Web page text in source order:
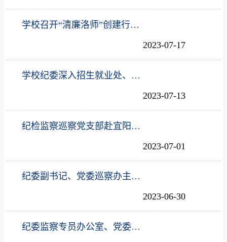
学校召开“清廉洛师”创建行动工作推进会
2023-07-17
学校纪委深入招生就业处、教务处开展监督检查
2023-07-13
纪检监察巡察党支部赴宜阳开展主题党日活动
2023-07-01
纪委副书记、党委巡察办主任杨会宾讲授专题党课
2023-06-30
纪委监察专员办公室、党委巡察工作办公室开展第四轮巡察整改落实情况监督检查